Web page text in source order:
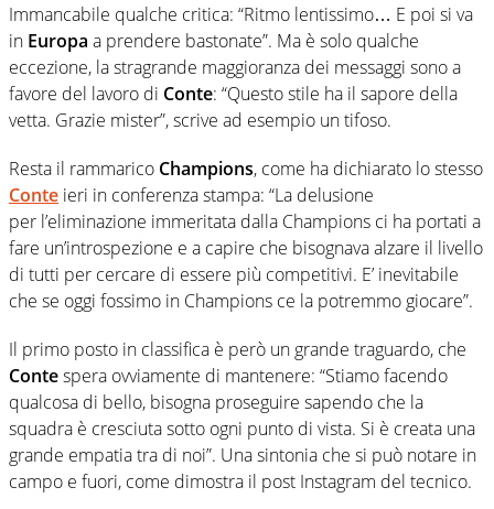
Immancabile qualche critica: “Ritmo lentissimo… E poi si va
in Europa a prendere bastonate”. Ma è solo qualche
eccezione, la stragrande maggioranza dei messaggi sono a
favore del lavoro di Conte: “Questo stile ha il sapore della
vetta. Grazie mister”, scrive ad esempio un tifoso.
Resta il rammarico Champions, come ha dichiarato lo stesso
Conte ieri in conferenza stampa: “La delusione
per l’eliminazione immeritata dalla Champions ci ha portati a
fare un’introspezione e a capire che bisognava alzare il livello
di tutti per cercare di essere più competitivi. E’ inevitabile
che se oggi fossimo in Champions ce la potremmo giocare”.
Il primo posto in classifica è però un grande traguardo, che
Contespera ovviamente di mantenere: “Stiamo facendo
qualcosa di bello, bisogna proseguire sapendo che la
squadra è cresciuta sotto ogni punto di vista. Si è creata una
grande empatia tra di noi”. Una sintonia che si può notare in
campo e fuori, come dimostra il post Instagram del tecnico.